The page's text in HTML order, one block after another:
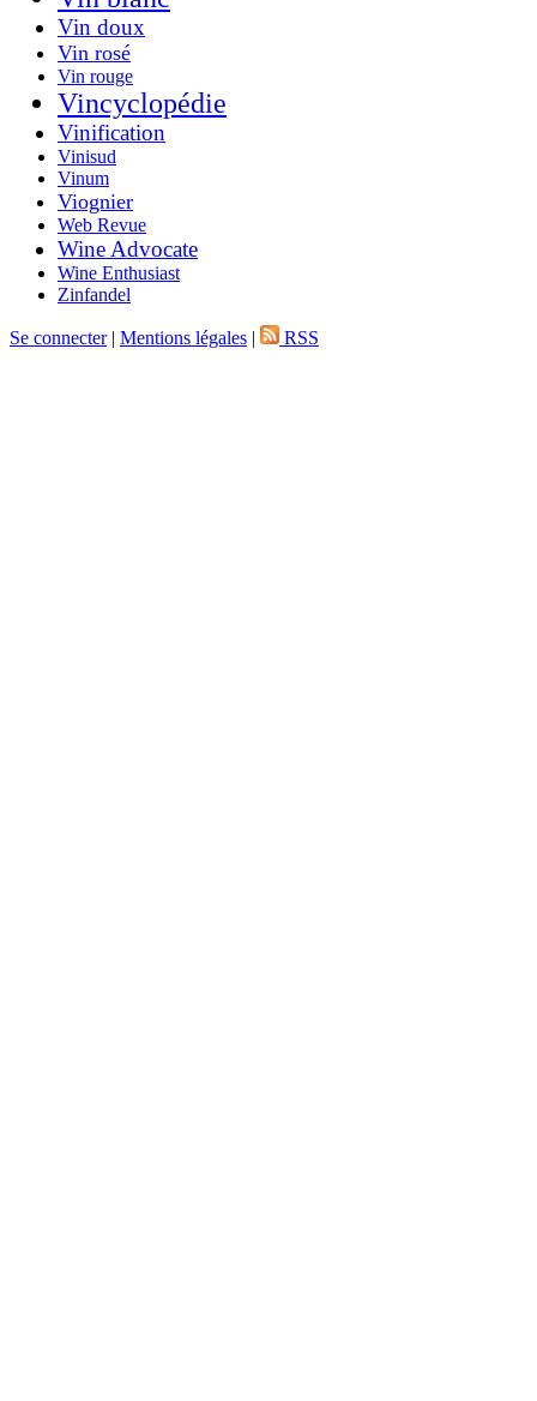
Vin doux
Vin rosé
Vin rouge
Vincyclopédie
Vinification
Vinisud
Vinum
Viognier
Web Revue
Wine Advocate
Wine Enthusiast
Zinfandel
Se connecter| Mentions légales | RSS